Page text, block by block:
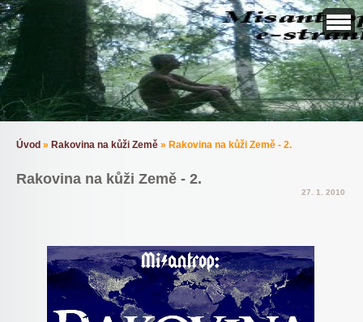
Úvod » Rakovina na kůži Země » Rakovina na kůži Země - 2.
Rakovina na kůži Země - 2.
27. 1. 2010